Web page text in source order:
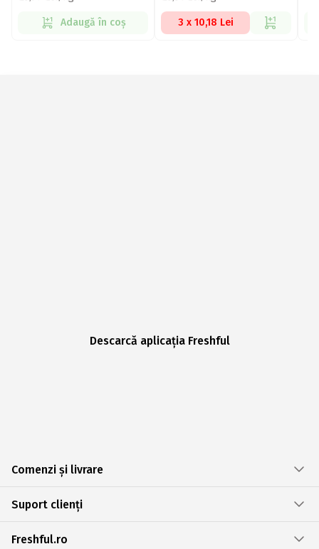
Adaugă în coș 3 x 10,18 Lei
Descarcă aplicația Freshful
Comenzi și livrare
Suport clienți
Freshful.ro